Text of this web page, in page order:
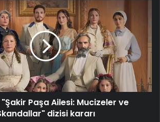
"Şakir Paşa Ailesi: Mucizeler ve
dizisi kararı